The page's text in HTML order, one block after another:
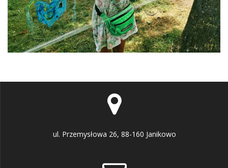
ul. Przemysłowa 26, 88-160 Janikowo